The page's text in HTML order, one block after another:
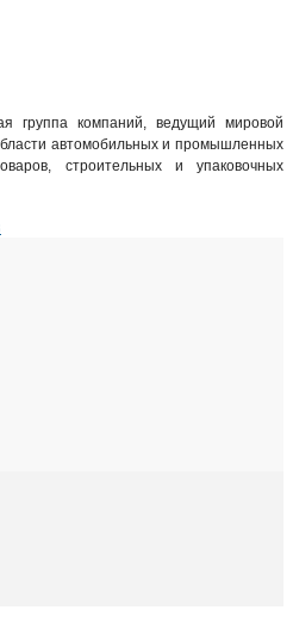
группа компаний, ведущий мировой
автомобильных и промышленных
строительных и упаковочных